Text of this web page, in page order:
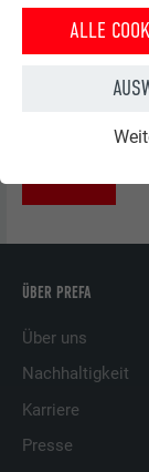
ALLE
durch die
blanke
ausreichend
ÜBER PREFA
Über uns
Nachhaltigkeit
Karriere
Presse